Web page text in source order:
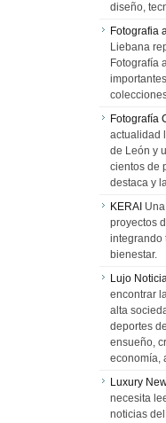
diseño,
Fotografia
Liebana
Fotografía
Fotografía
actualidad
de León y
cientos de
destaca y
KERAI
proyectos
integrando
bienestar.
Lujo
encontrar
alta
deportes
ensueño,
economía,
Luxury
necesita
noticias